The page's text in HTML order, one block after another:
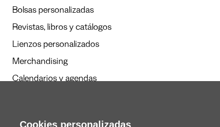
Bolsas personalizadas
Revistas, libros y catálogos
Lienzos personalizados
Merchandising
Calendarios y agendas
Redacción
Cookies personalizadas